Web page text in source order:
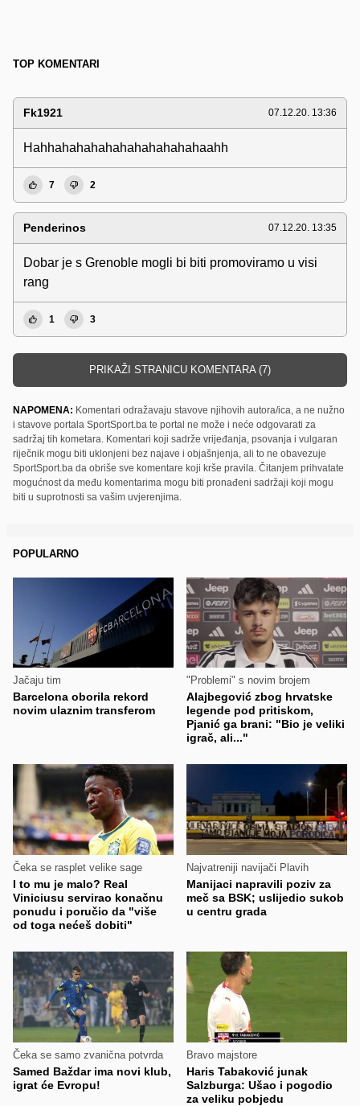
TOP KOMENTARI
Fk1921 07.12.20. 13:36
Hahhahahahahahahahahahahaahh
7 2
Penderinos 07.12.20. 13:35
Dobar je s Grenoble mogli bi biti promoviramo u visi
rang
1 3
PRIKAŽI STRANICU KOMENTARA (7)
NAPOMENA: Komentari odražavaju stavove njihovih autora/ica, a ne nužno
i stavove portala SportSport.ba te portal ne može i neće odgovarati za
sadržaj tih kometara. Komentari koji sadrže vrijeđanja, psovanja i vulgaran
riječnik mogu biti uklonjeni bez najave i objašnjenja, ali to ne obavezuje
SportSport.ba da obriše sve komentare koji krše pravila. Čitanjem prihvatate
mogućnost da među komentarima mogu biti pronađeni sadržaji koji mogu
biti u suprotnosti sa vašim uvjerenjima.
POPULARNO
Jačaju tim
Barcelona oborila rekord
novim ulaznim transferom
"Problemi" s novim brojem
Alajbegović zbog hrvatske
legende pod pritiskom,
Pjanić ga brani: "Bio je veliki
igrač, ali..."
Čeka se rasplet velike sage
I to mu je malo? Real
Viniciusu servirao konačnu
ponudu i poručio da "više
od toga nećeš dobiti"
Najvatreniji navijači Plavih
Manijaci napravili poziv za
meč sa BSK; uslijedio sukob
u centru grada
Čeka se samo zvanična potvrda
Samed Baždar ima novi klub,
igrat će Evropu!
Bravo majstore
Haris Tabaković junak
Salzburga: Ušao i pogodio
za veliku pobjedu